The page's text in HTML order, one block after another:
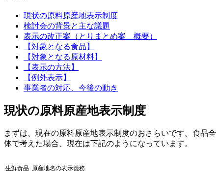
現状の原料原産地表示制度
検討会の背景と主な議題
表示の改正案（とりまとめ案 概要）
【対象となる食品】
【対象となる原材料】
【表示の方法】
【例外表示】
事業者の対応、今後の動き
現状の原料原産地表示制度
まずは、現在の原料原産地表示制度のおさらいです。食品全
体で考えた場合、現在は下記のようになっています。
生鮮食品 原産地名の表示義務